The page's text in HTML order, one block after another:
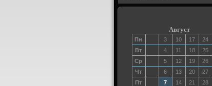
Август
Пн 3 10 17 24
Вт
4 11 18
25
Ср
5 12 19
26
Чт
6 13 20
27
Пт
7 14 21
28